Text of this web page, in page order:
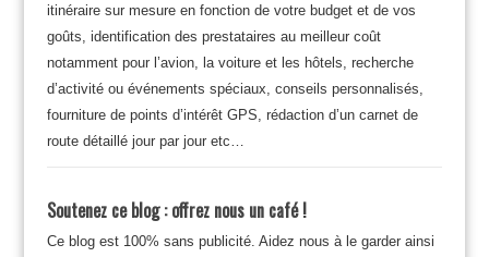
itinéraire sur mesure en fonction de votre budget et de vos
goûts, identification des prestataires au meilleur coût
notamment pour l’avion, la voiture et les hôtels, recherche
d’activité ou événements spéciaux, conseils personnalisés,
fourniture de points d’intérêt GPS, rédaction d’un carnet de
route détaillé jour par jour etc…
Soutenez ce blog : offrez nous un café !
Ce blog est 100% sans publicité. Aidez nous à le garder ainsi